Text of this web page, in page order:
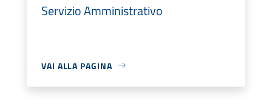
Servizio Amministrativo
VAI ALLA PAGINA